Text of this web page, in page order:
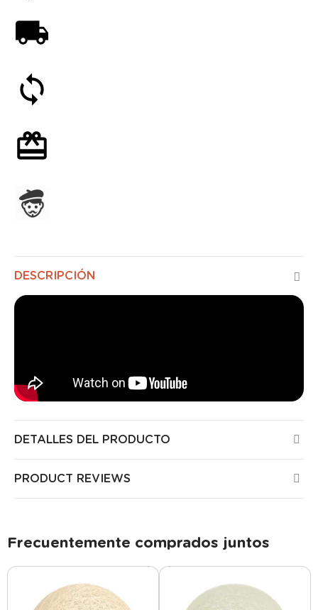
DESCRIPCIÓN
DETALLES DEL PRODUCTO
PRODUCT REVIEWS
Frecuentemente comprados juntos